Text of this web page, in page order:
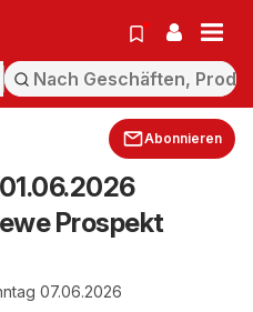
Abonnieren
Prospekt
07.06.2026